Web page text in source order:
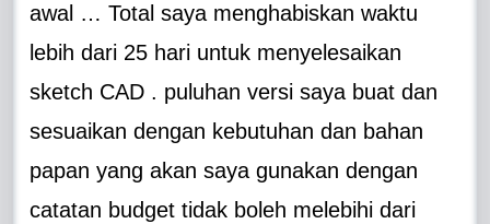
awal … Total saya menghabiskan waktu
lebih dari 25 hari untuk menyelesaikan
sketch CAD . puluhan versi saya buat dan
sesuaikan dengan kebutuhan dan bahan
papan yang akan saya gunakan dengan
catatan budget tidak boleh melebihi dari